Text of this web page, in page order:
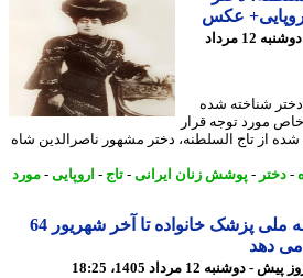
عکس
3 روز پیش - دوشنبه 12 مرداد
شده
توجه قرار
تاج السلطنه، دختر مشهور ناصرالدین شاه
-پوشش زنان ایرانی- تاج -اروپایی-مورد
وزیر بهداشت: برنامه ملی پزشک خانواده تا آخر شهریور 64